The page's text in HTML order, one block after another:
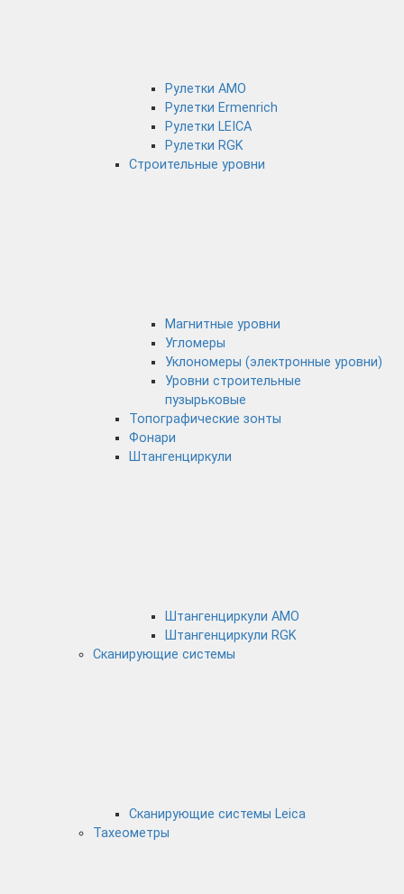
Рулетки AMO
Рулетки Ermenrich
Рулетки LEICA
Рулетки RGK
Строительные уровни
Магнитные уровни
Угломеры
Уклономеры (электронные уровни)
Уровни строительные
пузырьковые
Топографические зонты
Фонари
Штангенциркули
Штангенциркули AMO
Штангенциркули RGK
Сканирующие системы
Сканирующие системы Leica
Тахеометры